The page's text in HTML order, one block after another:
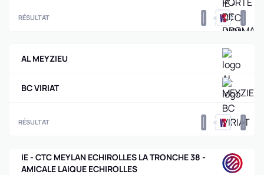
RÉSULTAT 0 0
AL MEYZIEU
BC VIRIAT
RÉSULTAT 0 0
IE - CTC MEYLAN ECHIROLLES LA TRONCHE 38 -
AMICALE LAIQUE ECHIROLLES